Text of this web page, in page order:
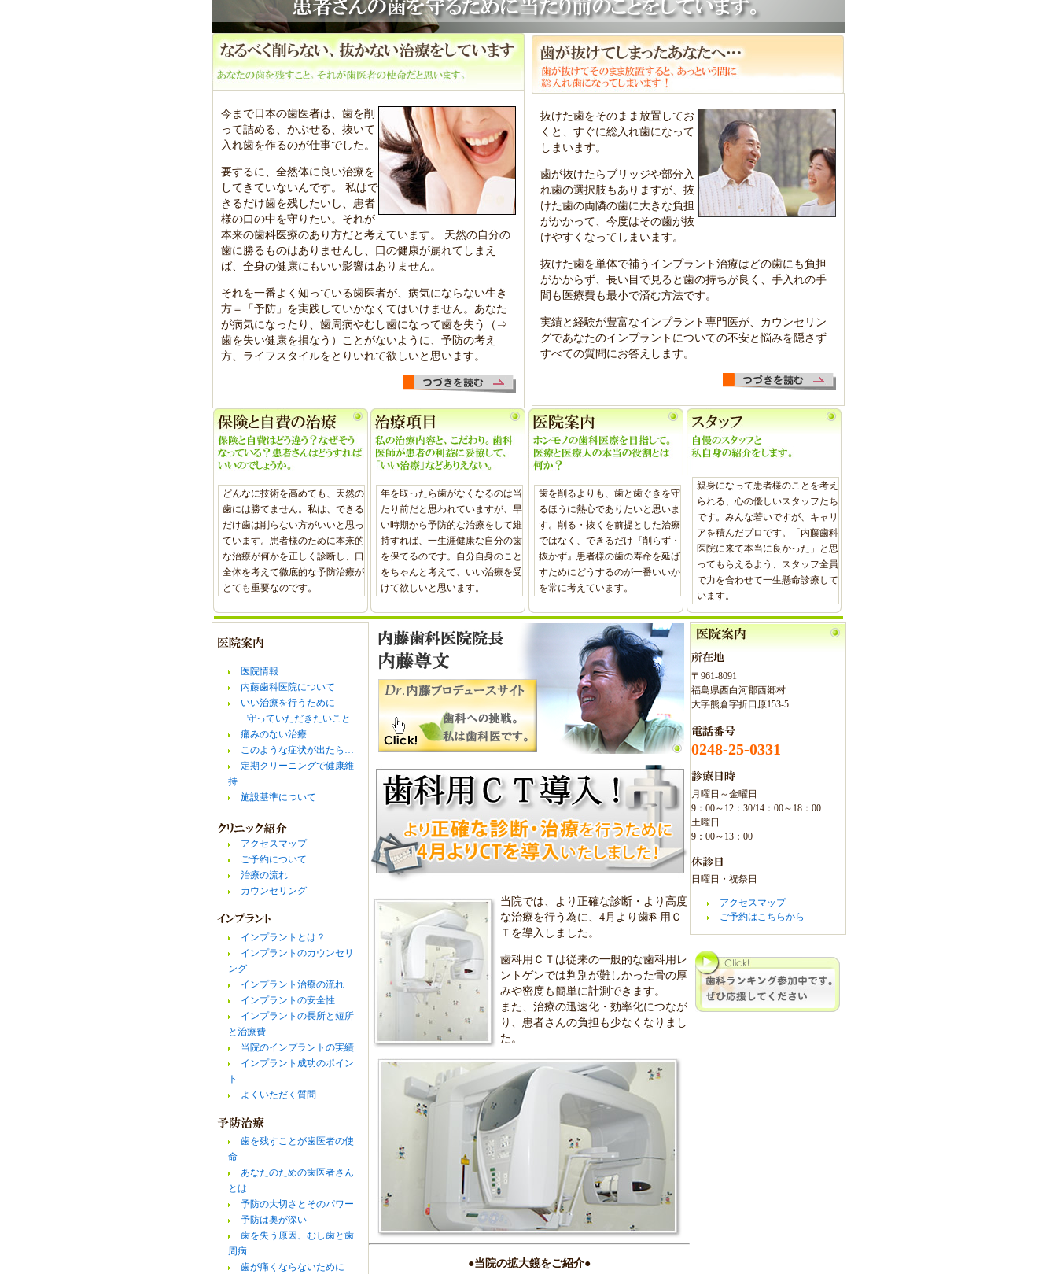
今まで日本の歯医者は、歯を削
って詰める、かぶせる、抜いて
入れ歯を作るのが仕事でした。
要するに、全然体に良い治療を
してきていないんです。 私はで
きるだけ歯を残したいし、患者
様の口の中を守りたい。それが
本来の歯科医療のあり方だと考えています。 天然の自分の
歯に勝るものはありませんし、口の健康が崩れてしまえ
ば、全身の健康にもいい影響はありません。
それを一番よく知っている歯医者が、病気にならない生き
方＝「予防」を実践していかなくてはいけません。あなた
が病気になったり、歯周病やむし歯になって歯を失う（⇒
歯を失い健康を損なう）ことがないように、予防の考え
方、ライフスタイルをとりいれて欲しいと思います。
抜けた歯をそのまま放置してお
くと、すぐに総入れ歯になって
しまいます。
歯が抜けたらブリッジや部分入
れ歯の選択肢もありますが、抜
けた歯の両隣の歯に大きな負担
がかかって、今度はその歯が抜
けやすくなってしまいます。
抜けた歯を単体で補うインプラント治療はどの歯にも負担
がかからず、長い目で見ると歯の持ちが良く、手入れの手
間も医療費も最小で済む方法です。
実績と経験が豊富なインプラント専門医が、カウンセリン
グであなたのインプラントについての不安と悩みを隠さず
すべての質問にお答えします。
どんなに技術を高めても、天然の
歯には勝てません。私は、できる
だけ歯は削らない方がいいと思っ
ています。患者様のために本来的
な治療が何かを正しく診断し、口
全体を考えて徹底的な予防治療が
とても重要なのです。
年を取ったら歯がなくなるのは当
たり前だと思われていますが、早
い時期から予防的な治療をして維
持すれば、一生涯健康な自分の歯
を保てるのです。自分自身のこと
をちゃんと考えて、いい治療を受
けて欲しいと思います。
歯を削るよりも、歯と歯ぐきを守
るほうに熱心でありたいと思いま
す。削る・抜くを前提とした治療
ではなく、できるだけ『削らず・
抜かず』患者様の歯の寿命を延ば
すためにどうするのが一番いいか
を常に考えています。
親身になって患者様のことを考え
られる、心の優しいスタッフたち
です。みんな若いですが、キャリ
アを積んだプロです。「内藤歯科
医院に来て本当に良かった」と思
ってもらえるよう、スタッフ全員
で力を合わせて一生懸命診療して
います。
医院情報
内藤歯科医院について
いい治療を行うために
守っていただきたいこと
痛みのない治療
このような症状が出たら…
定期クリーニングで健康維
持
施設基準について
アクセスマップ
ご予約について
治療の流れ
カウンセリング
インプラントとは？
インプラントのカウンセリ
ング
インプラント治療の流れ
インプラントの安全性
インプラントの長所と短所
と治療費
当院のインプラントの実績
インプラント成功のポイン
ト
よくいただく質問
歯を残すことが歯医者の使
命
あなたのための歯医者さん
とは
予防の大切さとそのパワー
予防は奥が深い
歯を失う原因、むし歯と歯
周病
歯が痛くならないために
当院では、より正確な診断・より高度
な治療を行う為に、4月より歯科用Ｃ
Ｔを導入しました。
歯科用ＣＴは従来の一般的な歯科用レ
ントゲンでは判別が難しかった骨の厚
みや密度も簡単に計測できます。
また、治療の迅速化・効率化につなが
り、患者さんの負担も少なくなりまし
た。
●当院の拡大鏡をご紹介●
〒961-8091
福島県西白河郡西郷村
大字熊倉字折口原153-5
0248-25-0331
月曜日～金曜日
9：00～12：30/14：00～18：00
土曜日
9：00～13：00
日曜日・祝祭日
アクセスマップ
ご予約はこちらから